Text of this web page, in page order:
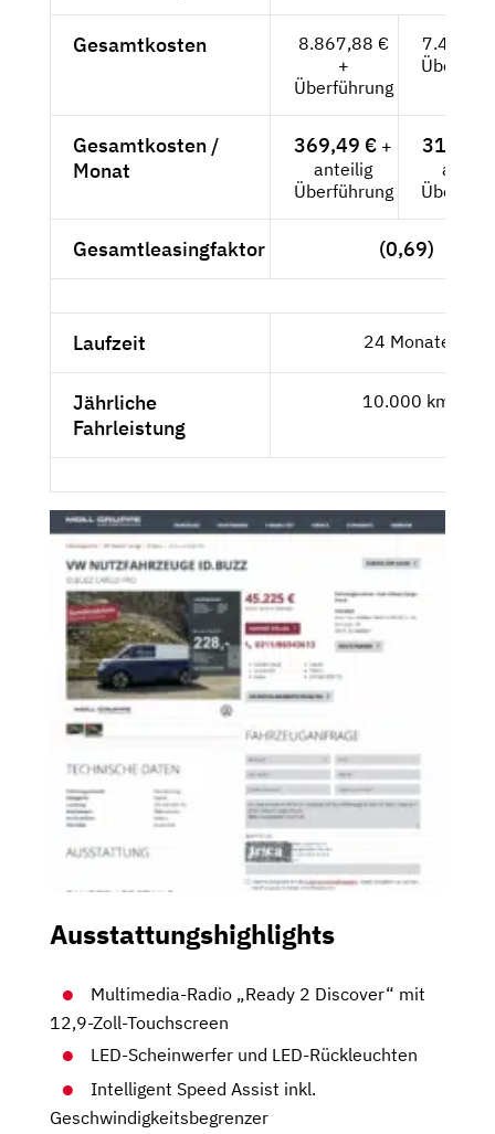
Gesamtkosten
8.867,88 €
+
Überführung
7.452,--
Gesamtkosten /
Monat
369,49 € +
anteilig
Überführung
310,50
Gesamtleasingfaktor (0,69)
Laufzeit 24 Monate
Jährliche
Fahrleistung
10.000 km
Ausstattungshighlights
Multimedia-Radio „Ready 2 Discover“ mit
12,9-Zoll-Touchscreen
LED-Scheinwerfer und LED-Rückleuchten
Intelligent Speed Assist inkl.
Geschwindigkeitsbegrenzer